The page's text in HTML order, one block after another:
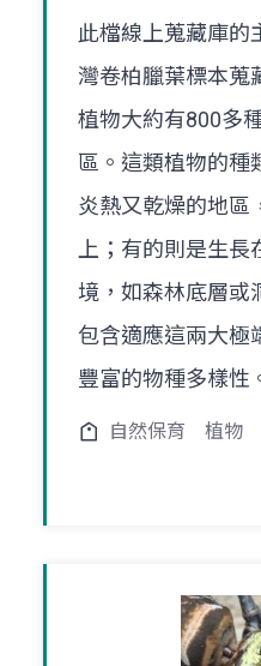
此檔線上蒐藏庫的
灣卷柏臘葉標本蒐
植物大約有800多
區。這類植物的種
炎熱又乾燥的地區
上；有的則是生
境，如森林底層或
包含適應這兩大極
豐富的物種多樣性
自然保育 植物